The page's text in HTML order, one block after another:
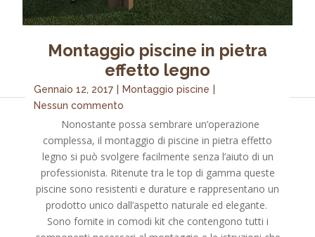
Montaggio piscine in pietra
effetto legno
Gennaio 12, 2017 Montaggio piscine
Nessun commento
Nonostante possa sembrare un’operazione
complessa, il montaggio di piscine in pietra effetto
legno si può svolgere facilmente senza l’aiuto di un
professionista. Ritenute tra le top di gamma queste
piscine sono resistenti e durature e rappresentano un
prodotto unico dall’aspetto naturale ed elegante.
Sono fornite in comodi kit che contengono tutti i